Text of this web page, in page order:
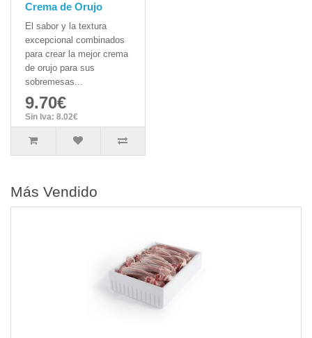
Crema de Orujo
El sabor y la textura
excepcional combinados
para crear la mejor crema
de orujo para sus
sobremesas...
9.70€
Sin Iva: 8.02€
Más Vendido